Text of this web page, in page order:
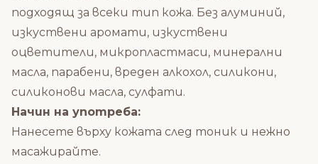
подходящ за всеки тип кожа. Без алуминий,
изкуствени аромати, изкуствени
оцветители, микропластмаси, минерални
масла, парабени, вреден алкохол, силикони,
силиконови масла, сулфати.
Начин на употреба:
Нанесете върху кожата след тоник и нежно
масажирайте.